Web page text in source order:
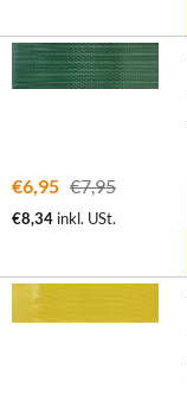
€6,95 €7,95
€8,34 inkl. USt.